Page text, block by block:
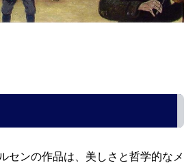
センの作品は、美しさと哲学的なメ